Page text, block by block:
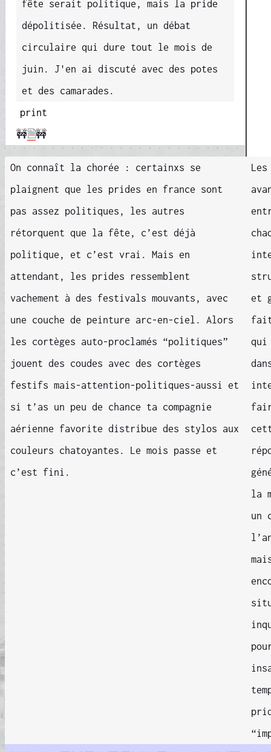
fête serait politique, mais la pride
dépolitisée. Résultat, un débat
circulaire qui dure tout le mois de
juin. J'en ai discuté avec des potes
et des camarades.
print
🚧🗎🚧
On connaît la chorée : certainxs se
plaignent que les prides en france sont
pas assez politiques, les autres
rétorquent que la fête, c’est déjà
politique, et c’est vrai. Mais en
attendant, les prides ressemblent
vachement à des festivals mouvants, avec
une couche de peinture arc-en-ciel. Alors
les cortèges auto-proclamés “politiques”
jouent des coudes avec des cortèges
festifs mais-attention-politiques-aussi et
si t’as un peu de chance ta compagnie
aérienne favorite distribue des stylos aux
couleurs chatoyantes. Le mois passe et
c’est fini.
et
qui
la
un